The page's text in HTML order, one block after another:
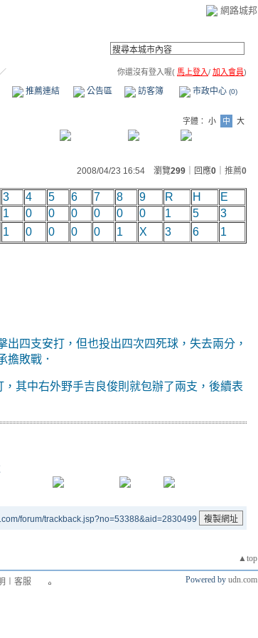
網路城邦
你還沒有登入喔( 馬上登入/ 加入會員)
推薦連結 公告區 訪客簿 市政中心 (0)
字體： 小 中 大
2008/04/23 16:54 瀏覽299 ｜回應0 推薦0
3 4 5 6 7 8 9 R H
E
1 0 0 0 0 0 0 1 5
3
1 0 0 0 0 1 X 3 6 1
出四支安打，但也投出四次四死球，失去兩分，
擔敗戰．
其中右外野手吉良俊則就包辦了兩支，後續表
forum/trackback.jsp?no=53388&aid=2830499
▲top
客服 Powered by udn.com